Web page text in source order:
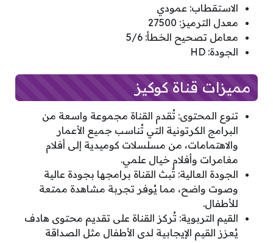
الاستقطاب: عمودي
معدل الترميز: 27500
معامل تصحيح الخطأ: 5/6
الجودة: HD
مميزات قناة كوكيز
تنوع المحتوى: تُقدم القناة مجموعة واسعة من
البرامج الكرتونية التي تُناسب جميع الأعمار
والاهتمامات، من مسلسلات كوميدية إلى أفلام
مغامرات وأفلام خيال علمي.
الجودة العالية: تُبث القناة برامجها بجودة عالية
وصوت واضح، مما يُوفر تجربة مشاهدة ممتعة
للأطفال.
القيم التربوية: تُركز القناة على تقديم محتوى هادف
يُعزز القيم الإيجابية لدى الأطفال مثل الصداقة